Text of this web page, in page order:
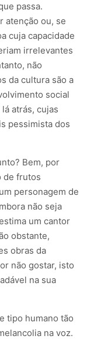
passa.
atenção ou, se
cuja capacidade
irrelevantes
não
da cultura são a
social
atrás, cujas
pessimista dos
Bem, por
de frutos
personagem de
não seja
um cantor
obstante,
obras da
não gostar, isto
na sua
tipo humano tão
na voz.